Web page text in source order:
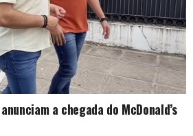
a chegada do McDonald’s